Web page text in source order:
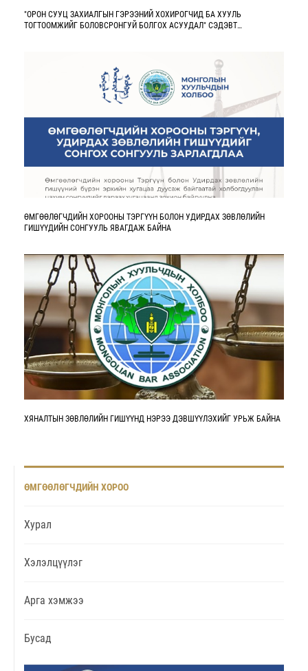
"ОРОН СУУЦ ЗАХИАЛГЫН ГЭРЭЭНИЙ ХОХИРОГЧИД БА ХУУЛЬ
ТОГТООМЖИЙГ БОЛОВСРОНГУЙ БОЛГОХ АСУУДАЛ" СЭДЭВТ
ӨМГӨӨЛӨГЧДИЙН ХОРООНЫ ТЭРГҮҮН БОЛОН УДИРДАХ ЗӨВЛӨЛИЙН
ГИШҮҮДИЙН СОНГУУЛЬ ЯВАГДАЖ БАЙНА
ХЯНАЛТЫН ЗӨВЛӨЛИЙН ГИШҮҮНД НЭРЭЭ ДЭВШҮҮЛЭХИЙГ УРЬЖ БАЙНА
ӨМГӨӨЛӨГЧДИЙН ХОРОО
Хурал
Хэлэлцүүлэг
Арга хэмжээ
Бусад